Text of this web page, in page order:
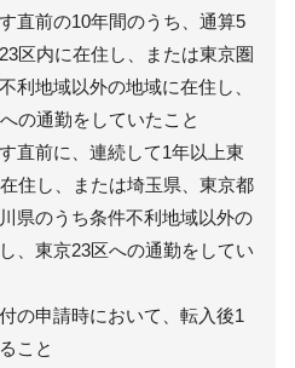
直前の10年間のうち、通算5
区内に在住し、または東京圏
利地域以外の地域に在住し、
の通勤をしていたこと
直前に、連続して1年以上東
住し、または埼玉県、東京都
県のうち条件不利地域以外の
、東京23区への通勤をしてい
の申請時において、転入後1
こと